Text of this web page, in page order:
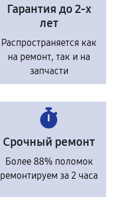
Гарантия до 2-х
лет
Распространяется как
на ремонт, так и на
запчасти
Срочный ремонт
Более 88% поломок
ремонтируем за 2 часа